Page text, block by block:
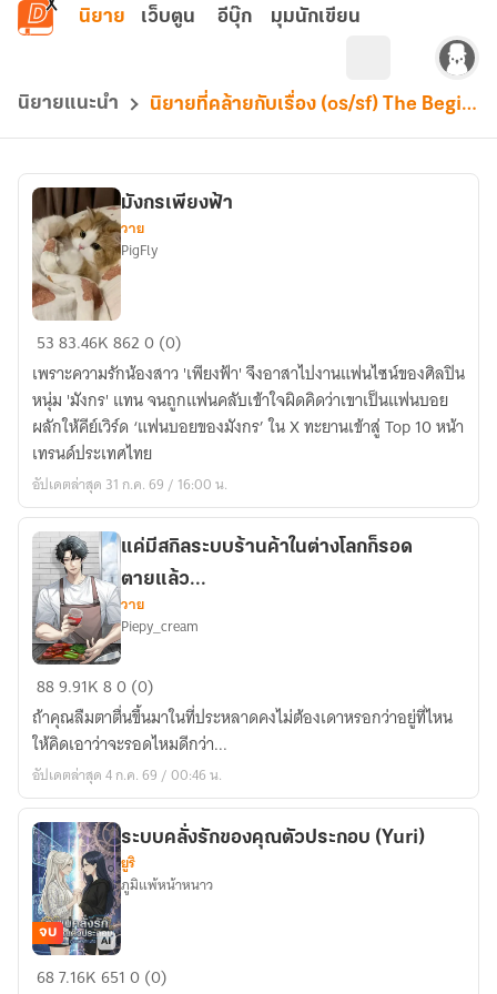
ข้ามไปยังเนื้อหาหลัก
นิยาย เว็บตูน อีบุ๊ก มุมนักเขียน
นิยายแนะนำ นิยายที่คล้ายกับเรื่อง (os/sf) The Beginning Of... | NCT DREAM X YOU
มังกร
ฟ้า
มังกรเพียงฟ้า
วาย
PigFly
5383.46K8620 (0)
เพราะความรักน้องสาว 'เพียงฟ้า' จึงอาสาไปงานแฟนไซน์ของศิลปิน
หนุ่ม 'มังกร' แทน จนถูกแฟนคลับเข้าใจผิดคิดว่าเขาเป็นแฟนบอย
ผลักให้คีย์เวิร์ด ‘แฟนบอยของมังกร’ ใน X ทะยานเข้าสู่ Top 10 หน้า
เทรนด์ประเทศไทย
อัปเดตล่าสุด 31 ก.ค. 69 / 16:00 น.
แค่
มี
สกิล
ระบบ
ร้าน
ค้า
ใน
ต่าง
โลก
ก็
รอด
ตาย
แค่มีสกิลระบบร้านค้าในต่างโลกก็รอด
ตายแล้ว...
วาย
Piepy_cream
889.91K80 (0)
ถ้าคุณลืมตาตื่นขึ้นมาในที่ประหลาดคงไม่ต้องเดาหรอกว่าอยู่ที่ไหน
ให้คิดเอาว่าจะรอดไหมดีกว่า...
อัปเดตล่าสุด 4 ก.ค. 69 / 00:46 น.
ระบบ
จบ
ระบบคลั่งรักของคุณตัวประกอบ (Yuri)
ยูริ
ภูมิแพ้หน้าหนาว
687.16K6510 (0)